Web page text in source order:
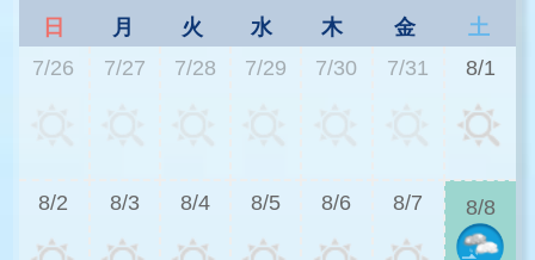
日 月 火 水 木 金
土
7/26
7/27 7/28 7/29 7/30 7/31 8/1
8/2 8/3 8/4 8/5 8/6 8/7 8/8